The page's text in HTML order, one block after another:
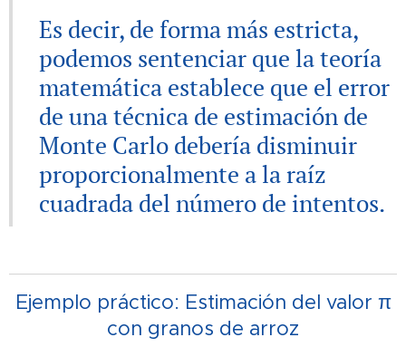
Es decir, de forma más estricta,
podemos sentenciar que la teoría
matemática establece que el error
de una técnica de estimación de
Monte Carlo debería disminuir
proporcionalmente a la raíz
cuadrada del número de intentos.
Ejemplo práctico: Estimación del valor π
con granos de arroz